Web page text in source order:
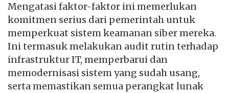
Mengatasi faktor-faktor ini memerlukan
komitmen serius dari pemerintah untuk
memperkuat sistem keamanan siber mereka.
Ini termasuk melakukan audit rutin terhadap
infrastruktur IT, memperbarui dan
memodernisasi sistem yang sudah usang,
serta memastikan semua perangkat lunak